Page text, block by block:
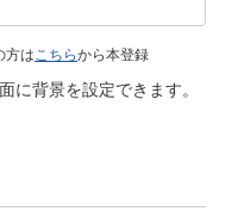
方はこちらから本登録
に背景を設定できます。